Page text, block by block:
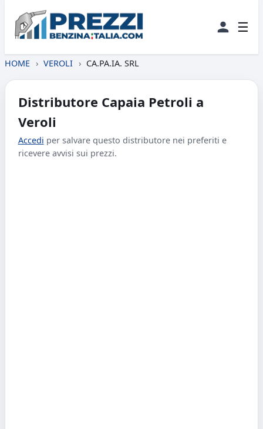
☰
HOME › VEROLI › CA.PA.IA. SRL
Distributore Capaia Petroli a
Veroli
Accedi per salvare questo distributore nei preferiti e
ricevere avvisi sui prezzi.